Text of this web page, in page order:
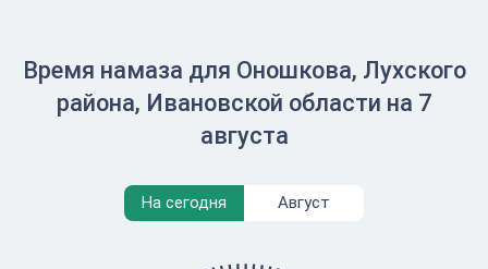
Время намаза для Оношкова, Лухского
района, Ивановской области на 7
августа
На сегодня Август